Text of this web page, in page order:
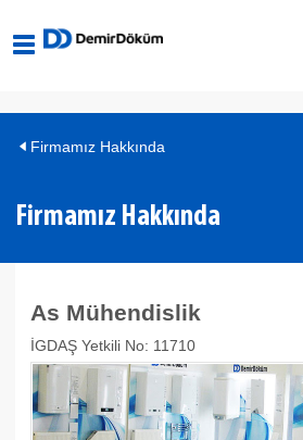
İstanbul
Firmamız Hakkında
Firmamız Hakkında
As Mühendislik
İGDAŞ Yetkili No: 11710